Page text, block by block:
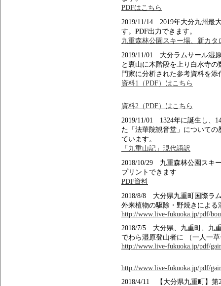
PDFはこちら
2019/11/14 2019年大分九州最
す。PDF出力できます。
九重森林公園スキー場、新カタ
2019/11/01 大分ラムサール湿
と裏山に木階段を上り白水寺
門家に分析された参考資料を添
資料1（PDF）はこちら
資料2（PDF）はこちら
2019/11/01 1324年に誕生し、
た「法華院観音堂」について
ています。
「九重山記」現代語訳
2018/10/29 九重森林公園スキ
プリントできます
PDF資料
2018/8/8 大分県九重町国際ラ
外来植物の駆除・野焼きによ
http://www.live-fukuoka.jp/pdf/
2018/7/5 大分県、九重町、九
でわら湿原登山者に （一人一
http://www.live-fukuoka.jp/pdf/
http://www.live-fukuoka.jp/pdf/
2018/4/11 【大分県九重町】第